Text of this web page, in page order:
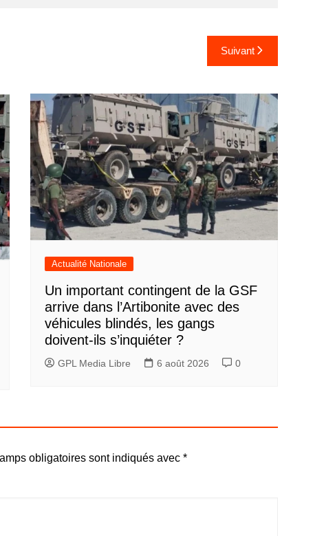
Suivant
Actualité Nationale
Un important contingent de la GSF
arrive dans l’Artibonite avec des
véhicules blindés, les gangs
doivent-ils s’inquiéter ?
GPL Media Libre 6 août 2026 0
obligatoires sont indiqués avec *